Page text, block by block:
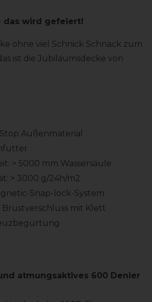
das wird gefeiert!
ohne viel Schnick Schnack zum
ist die Jubiläumsdecke von
Außenmaterial
> 5000 mm Wassersäule
> 3000 g/24h/m2
Snap-lock-System
mit Klett
atmungsaktives 600 Denier